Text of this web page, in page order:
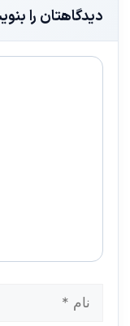
دیدگاهتان را
دیدگاه